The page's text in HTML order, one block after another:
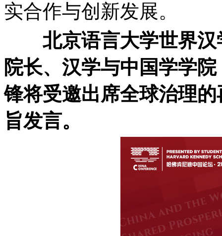
实合作与创新发展。
北京语言大学世界
院长、汉学与中国学学
锋将受邀出席全球治理
旨发言。